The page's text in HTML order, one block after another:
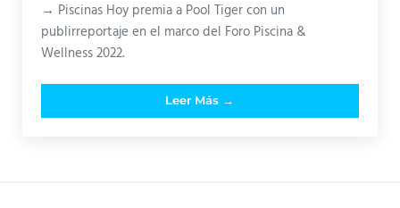
→ Piscinas Hoy premia a Pool Tiger con un
publirreportaje en el marco del Foro Piscina &
Wellness 2022.
Leer Más →[PROYECTO] Artículo en Foro